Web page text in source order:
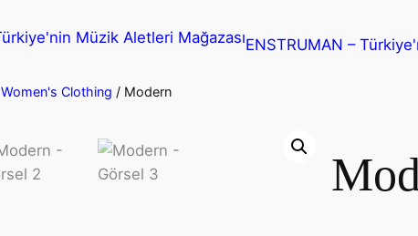
ENSTRUMAN –
Women's Clothing / Modern